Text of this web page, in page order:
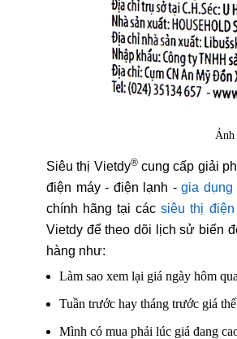
Siêu thị Vietdy®cung cấp giải
điện máy - điện lạnh -gia dụng
chính hãng tại cácsiêu thị điện
Vietdy để theo dõi lịch sử biến
hàng như:
Làm sao xem lại giá ngày hôm
Tuần trước hay tháng trước giá
Mình có mua phải lúc giá đang